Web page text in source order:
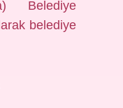
Belediye
belediye